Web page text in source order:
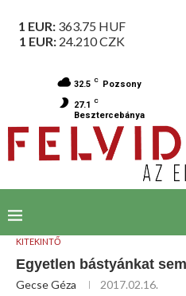
1 EUR: 363.75 HUF
1 EUR: 24.210CZK
32.5 C Pozsony
27.1 C
Besztercebánya
KITEKINTŐ
Egyetlen bástyánkat
Gecse Géza 2017.02.16.